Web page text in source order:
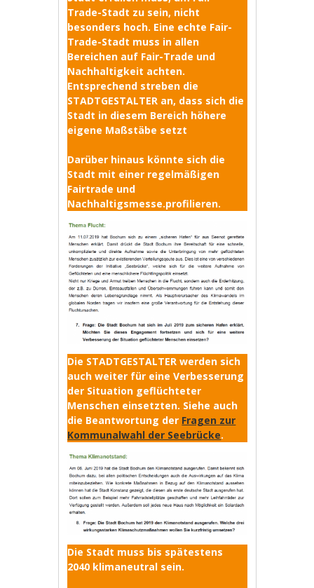
Trade-Stadt zu sein, nicht
besonders hoch. Eine echte Fair-
Trade-Stadt muss in allen
Bereichen auf Fair-Trade und
Nachhaltigkeit achten.
Entsprechend streben die
STADTGESTALTER an, dass sich die
Stadt in diesem Bereich höhere
eigene Maßstäbe setzt
Darüber hinaus könnte sich die
Stadt mit einer regelmäßigen
Fairtrade und
Nachhaltigsmesse.profilieren.
Die STADTGESTALTER werden sich
auch weiter für eine Verbesserung
der Situation geflüchteter
Menschen einsetzten. Siehe auch
die Beantwortung der Fragen zur
Kommunalwahl der Seebrücke.
Die Stadt muss bis spätestens
2040 klimaneutral sein.